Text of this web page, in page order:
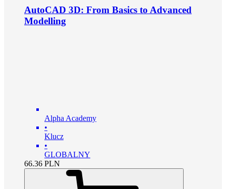
AutoCAD 3D: From Basics to Advanced
Modelling
Alpha Academy
•
Klucz
•
GLOBALNY
66.36 PLN